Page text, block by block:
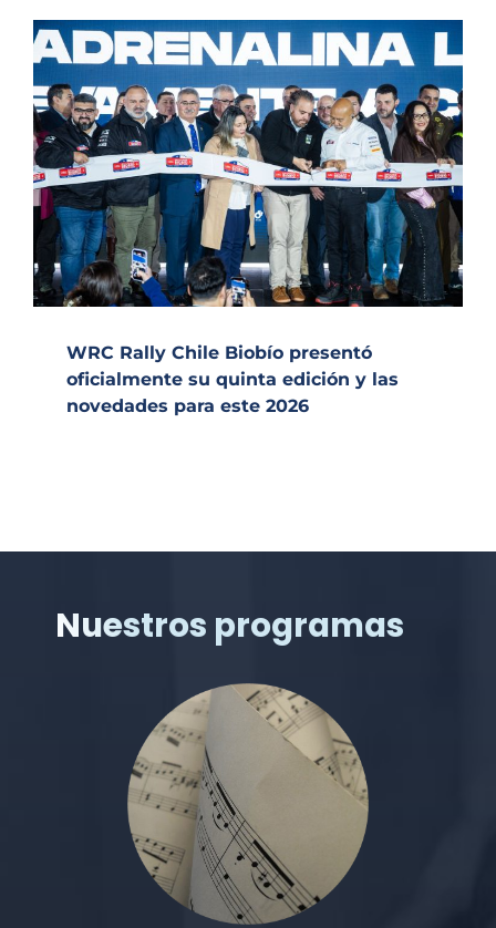
WRC Rally Chile Biobío presentó
oficialmente su quinta edición y las
novedades para este 2026
Nuestros programas